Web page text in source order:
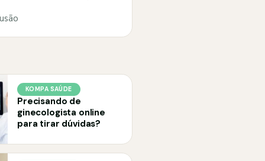
KOMPA SAÚDE
Precisando de
ginecologista online
para tirar dúvidas?